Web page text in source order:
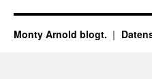
Monty Arnold blogt.